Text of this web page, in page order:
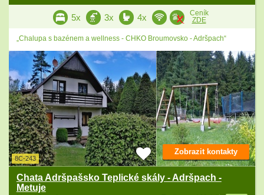
5x 3x 4x
Ceník
ZDE
„Chalupa s bazénem a wellness - CHKO Broumovsko - Adršpach“
8C-243
Chata Adršpašsko Teplické skály - Adršpach -
Metuje
Zobrazit kontakty